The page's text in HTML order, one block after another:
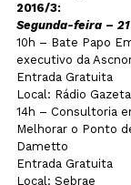
2016/3:
Segunda-feira –
10h – Bate Papo
executivo da
Entrada Gratuita
Local: Rádio
14h – Consultoria
Melhorar o Ponto
Dametto
Entrada
Local: Sebrae